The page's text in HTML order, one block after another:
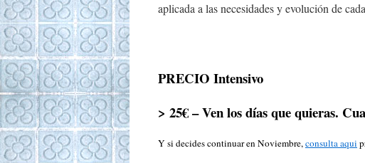
aplicada a las necesidades y evolución de
PRECIO Intensivo
> 25€ – Ven los días que quieras.
Y si decides continuar en Noviembre,consulta aqui